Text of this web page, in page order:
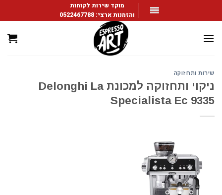
to
מוקד שירות לקוחות
והזמנות ארצי:0522467788
שירות ותחזוקה
ניקוי ותחזוקה למכונת Delonghi La
Specialista Ec 9335